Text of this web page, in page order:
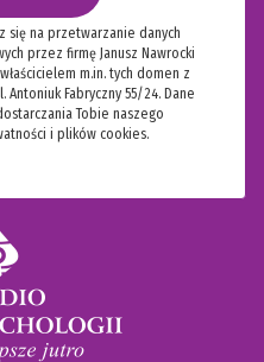
się na przetwarzanie danych
przez firmę Janusz Nawrocki
m.in. tych domen z
Antoniuk Fabryczny 55/24. Dane
Tobie naszego
i plików cookies.